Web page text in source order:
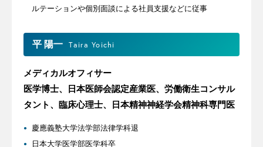
ルテーションや個別面談による社員支援などに従事
平 陽一 Taira Yoichi
メディカルオフィサー
医学博士、日本医師会認定産業医、労働衛生コンサル
タント、臨床心理士、日本精神神経学会精神科専門医
慶應義塾大学法学部法律学科退
日本大学医学部医学科卒